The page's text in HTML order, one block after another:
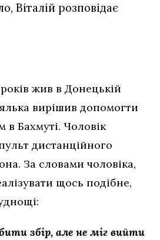
Віталій розповідає
жив в Донецькій
вирішив допомогти
Бахмуті. Чоловік
дистанційного
За словами чоловіка,
щось подібне,
збір, але не міг вийти